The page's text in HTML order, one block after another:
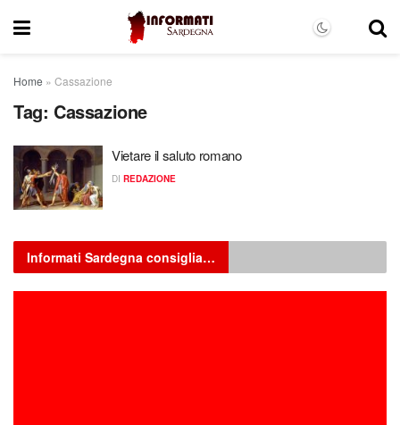
Home » Cassazione
Tag: Cassazione
Vietare il saluto romano
DI REDAZIONE
Informati Sardegna consiglia…